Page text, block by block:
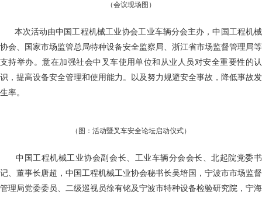
（会议现场图）
本次活动由中国工程机械工业协会工业车辆分会主办，中国工程机械
协会、国家市场监管总局特种设备安全监察局、浙江省市场监督管理局等
支持举办。意在加强社会中叉车使用单位和从业人员对安全重要性的认
识，提高设备安全管理和使用能力。以及努力规避安全事故，降低事故发
生率。
（图：活动暨叉车安全论坛启动仪式）
中国工程机械工业协会副会长、工业车辆分会会长、北起院党委书
记、董事长唐超，中国工程机械工业协会秘书长吴培国，宁波市市场监督
管理局党委委员、二级巡视员徐有铭及宁波市特种设备检验研究院，宁海